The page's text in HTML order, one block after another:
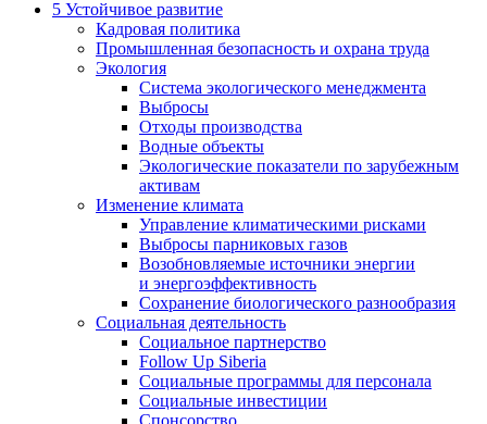
5 Устойчивое развитие
Кадровая политика
Промышленная безопасность и охрана труда
Экология
Система экологического менеджмента
Выбросы
Отходы производства
Водные объекты
Экологические показатели по зарубежным
активам
Изменение климата
Управление климатическими рисками
Выбросы парниковых газов
Возобновляемые источники энергии
и энергоэффективность
Сохранение биологического разнообразия
Социальная деятельность
Социальное партнерство
Follow Up Siberia
Социальные программы для персонала
Социальные инвестиции
Спонсорство